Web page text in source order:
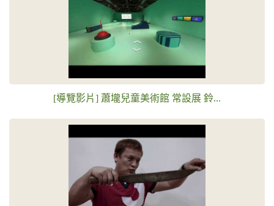
[導覽影片] 蕭壠兒童美術館 常設展 鈴...